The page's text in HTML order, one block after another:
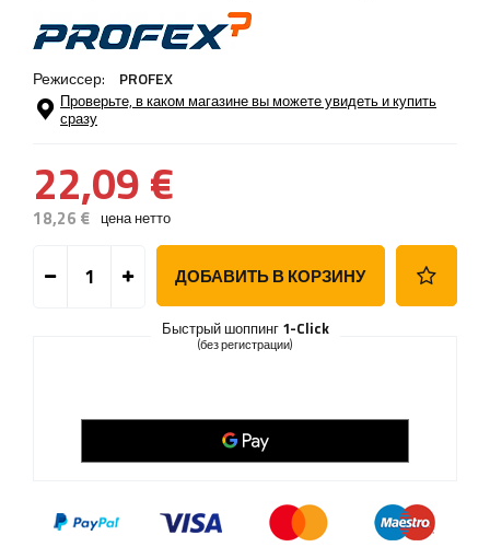
Режиссер: PROFEX
Проверьте, в каком магазине вы можете увидеть и купить
сразу
22,09 €
18,26 € цена нетто
ДОБАВИТЬ В КОРЗИНУ
Быстрый шоппинг 1-Click
(без регистрации)